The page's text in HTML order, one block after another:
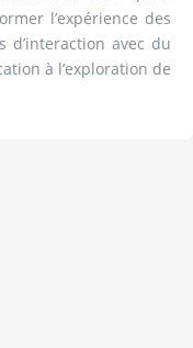
l’expérience des
avec du
à l’exploration de